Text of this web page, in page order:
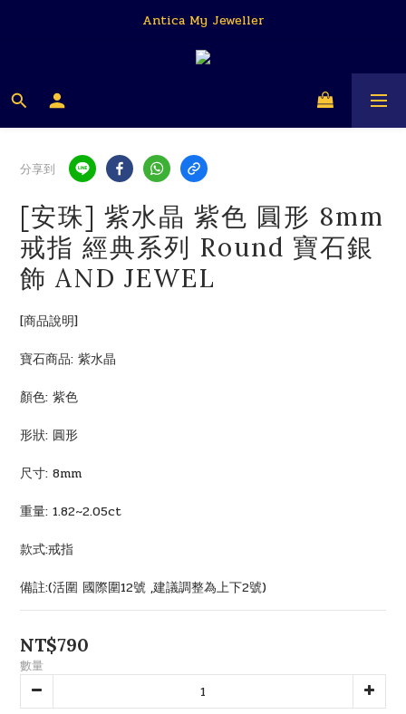
Antica My Jeweller
安帝卡 我的珠寶商
分享到
[安珠] 紫水晶 紫色 圓形 8mm
戒指 經典系列 Round 寶石銀
飾 AND JEWEL
[商品說明]
寶石商品: 紫水晶
顏色: 紫色
形狀: 圓形
尺寸: 8mm
重量: 1.82~2.05ct
款式:戒指
備註:(活圍 國際圍12號 ,建議調整為上下2號)
NT$790
數量